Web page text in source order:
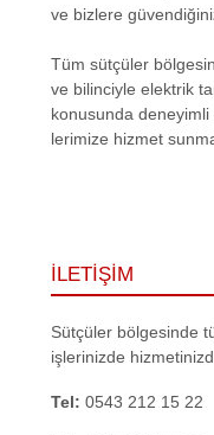
ve bizlere
Tüm sütçüler
ve bilinciyle elektrik
konusunda deneyimli
lerimize hizmet
İLETİŞİM
Sütçüler bölgesinde
işlerinizde
Tel: 0543 212 15 22